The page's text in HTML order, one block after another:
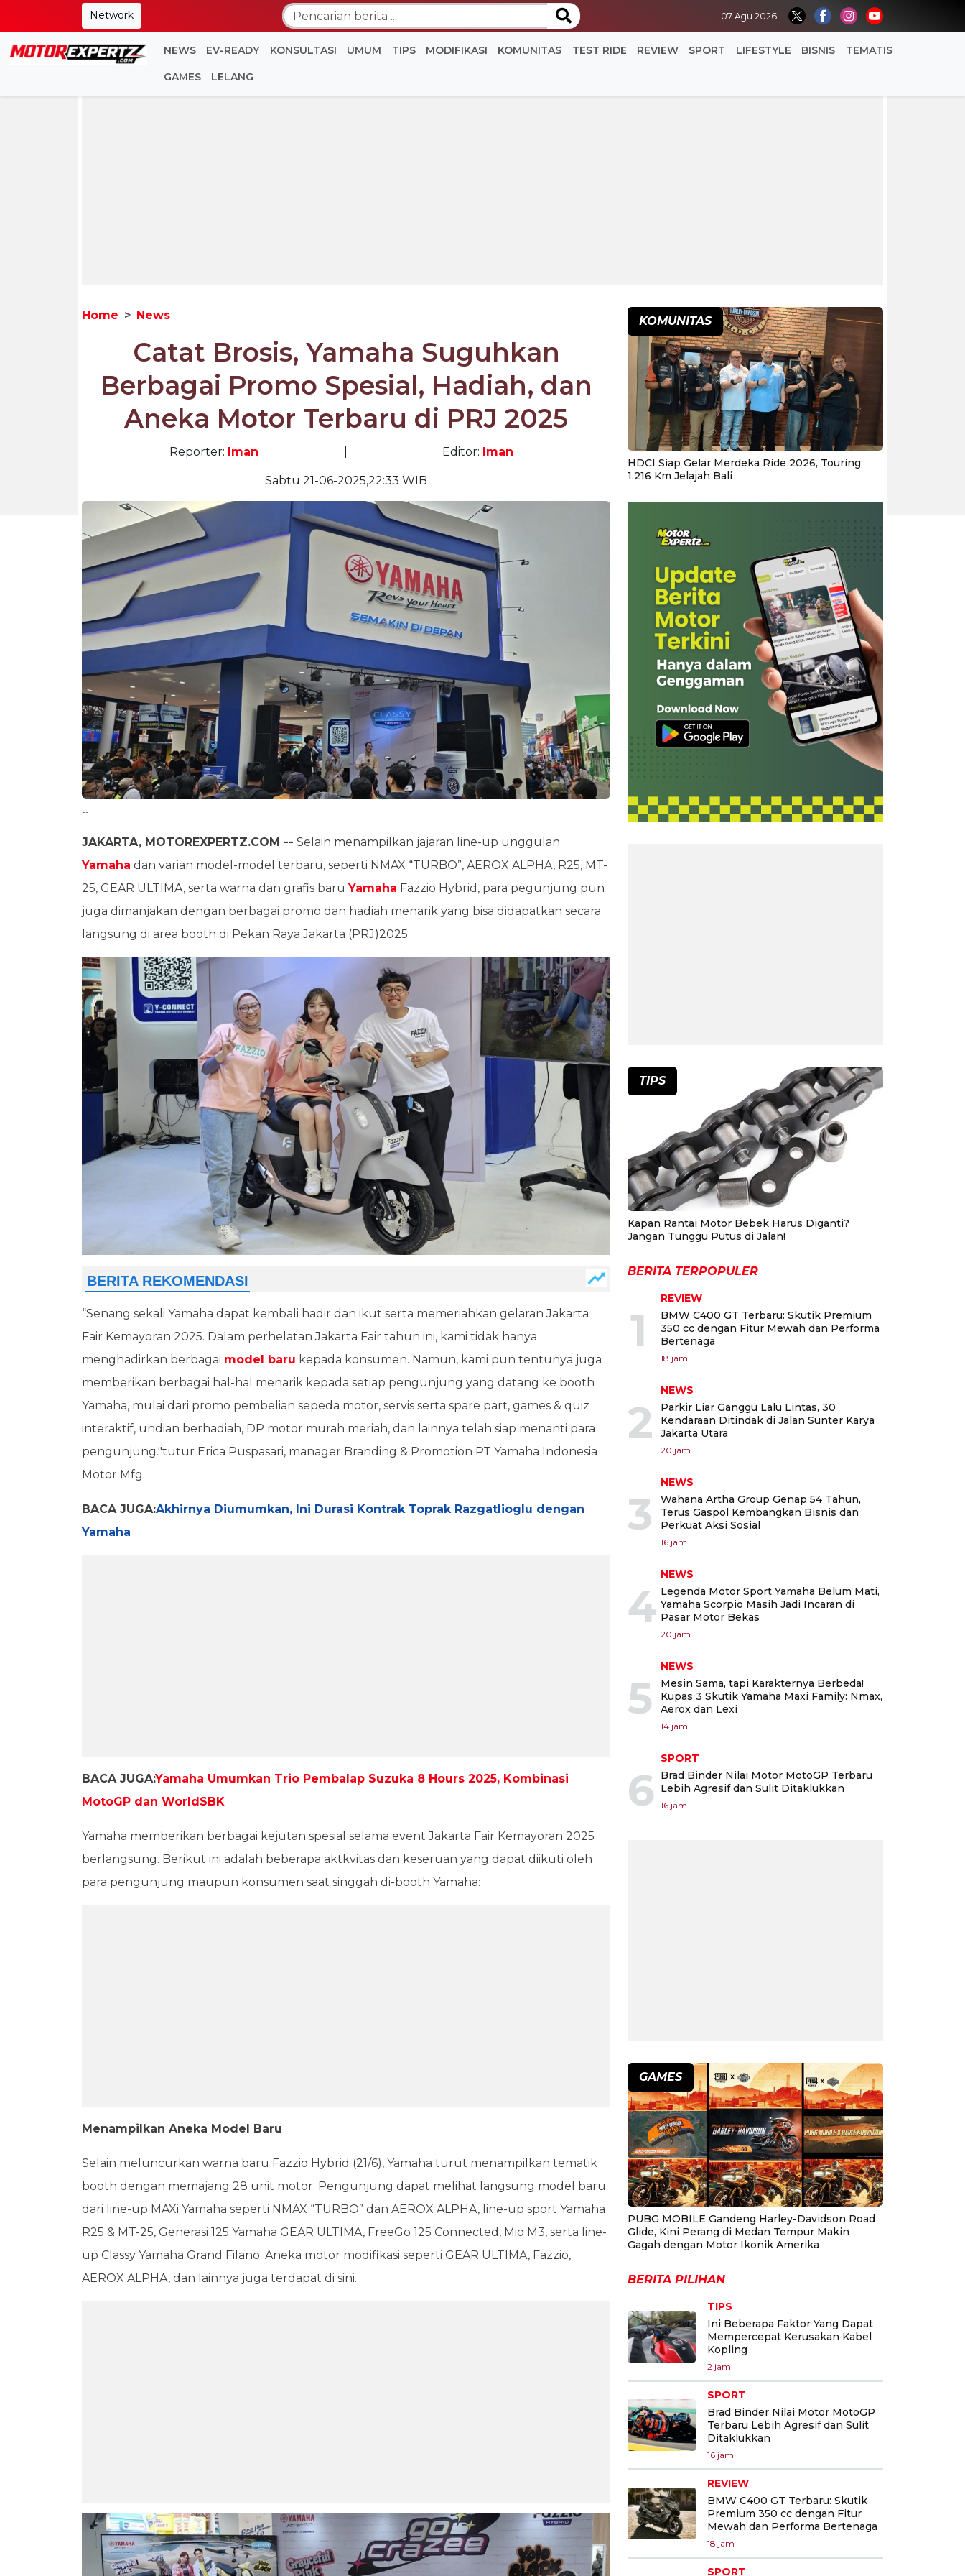
Network 07 Agu 2026
NEWS EV-READY KONSULTASI UMUM TIPS MODIFIKASI KOMUNITAS TEST RIDE REVIEW SPORT LIFESTYLE BISNIS TEMATIS
GAMES LELANG
Home News
Catat Brosis, Yamaha Suguhkan
Berbagai Promo Spesial, Hadiah, dan
Aneka Motor Terbaru di PRJ 2025
Reporter: Iman Editor: Iman
Sabtu 21-06-2025,22:33 WIB
--
JAKARTA, MOTOREXPERTZ.COM -- Selain menampilkan jajaran line-up unggulan
Yamaha dan varian model-model terbaru, seperti NMAX “TURBO”, AEROX ALPHA, R25, MT-
25, GEAR ULTIMA, serta warna dan grafis baruYamaha Fazzio Hybrid, para pegunjung pun
juga dimanjakan dengan berbagai promo dan hadiah menarik yang bisa didapatkan secara
langsung di area booth di Pekan Raya Jakarta (PRJ)2025
“Senang sekali Yamaha dapat kembali hadir dan ikut serta memeriahkan gelaran Jakarta
Fair Kemayoran 2025. Dalam perhelatan Jakarta Fair tahun ini, kami tidak hanya
menghadirkan berbagai model baru kepada konsumen. Namun, kami pun tentunya juga
memberikan berbagai hal-hal menarik kepada setiap pengunjung yang datang ke booth
Yamaha, mulai dari promo pembelian sepeda motor, servis serta spare part, games & quiz
interaktif, undian berhadiah, DP motor murah meriah, dan lainnya telah siap menanti para
pengunjung."tutur Erica Puspasari, manager Branding & Promotion PT Yamaha Indonesia
Motor Mfg.
BACA JUGA:Akhirnya Diumumkan, Ini Durasi Kontrak Toprak Razgatlioglu dengan
Yamaha
BACA JUGA:Yamaha Umumkan Trio Pembalap Suzuka 8 Hours 2025, Kombinasi
MotoGP dan WorldSBK
Yamaha memberikan berbagai kejutan spesial selama event Jakarta Fair Kemayoran 2025
berlangsung. Berikut ini adalah beberapa aktkvitas dan keseruan yang dapat diikuti oleh
para pengunjung maupun konsumen saat singgah di-booth Yamaha:
Menampilkan Aneka Model Baru
Selain meluncurkan warna baru Fazzio Hybrid (21/6), Yamaha turut menampilkan tematik
booth dengan memajang 28 unit motor. Pengunjung dapat melihat langsung model baru
dari line-up MAXi Yamaha seperti NMAX “TURBO” dan AEROX ALPHA, line-up sport Yamaha
R25 & MT-25, Generasi 125 Yamaha GEAR ULTIMA, FreeGo 125 Connected, Mio M3, serta line-
up Classy Yamaha Grand Filano. Aneka motor modifikasi seperti GEAR ULTIMA, Fazzio,
AEROX ALPHA, dan lainnya juga terdapat di sini.
KOMUNITAS
HDCI Siap Gelar Merdeka Ride 2026, Touring
1.216 Km Jelajah Bali
TIPS
Kapan Rantai Motor Bebek Harus Diganti?
Jangan Tunggu Putus di Jalan!
BERITA TERPOPULER
1
REVIEW
BMW C400 GT Terbaru: Skutik Premium
350 cc dengan Fitur Mewah dan Performa
Bertenaga
18 jam
2
NEWS
Parkir Liar Ganggu Lalu Lintas, 30
Kendaraan Ditindak di Jalan Sunter Karya
Jakarta Utara
20 jam
3
NEWS
Wahana Artha Group Genap 54 Tahun,
Terus Gaspol Kembangkan Bisnis dan
Perkuat Aksi Sosial
16 jam
4
NEWS
Legenda Motor Sport Yamaha Belum Mati,
Yamaha Scorpio Masih Jadi Incaran di
Pasar Motor Bekas
20 jam
5
NEWS
Mesin Sama, tapi Karakternya Berbeda!
Kupas 3 Skutik Yamaha Maxi Family: Nmax,
Aerox dan Lexi
14 jam
6
SPORT
Brad Binder Nilai Motor MotoGP Terbaru
Lebih Agresif dan Sulit Ditaklukkan
16 jam
GAMES
PUBG MOBILE Gandeng Harley-Davidson Road
Glide, Kini Perang di Medan Tempur Makin
Gagah dengan Motor Ikonik Amerika
BERITA PILIHAN
TIPS
Ini Beberapa Faktor Yang Dapat
Mempercepat Kerusakan Kabel
Kopling
2 jam
SPORT
Brad Binder Nilai Motor MotoGP
Terbaru Lebih Agresif dan Sulit
Ditaklukkan
16 jam
REVIEW
BMW C400 GT Terbaru: Skutik
Premium 350 cc dengan Fitur
Mewah dan Performa Bertenaga
18 jam
SPORT